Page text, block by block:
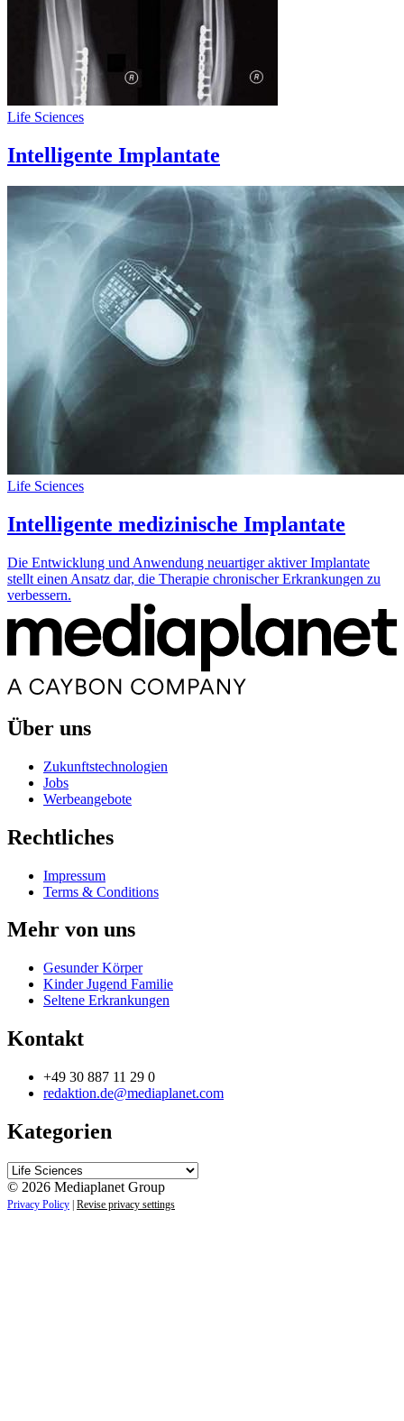
Life Sciences
Intelligente Implantate
Life Sciences
Intelligente medizinische Implantate
Die Entwicklung und Anwendung neuartiger aktiver Implantate
stellt einen Ansatz dar, die Therapie chronischer Erkrankungen zu
verbessern.
Über uns
Zukunftstechnologien
Jobs
Werbeangebote
Rechtliches
Impressum
Terms & Conditions
Mehr von uns
Gesunder Körper
Kinder Jugend Familie
Seltene Erkrankungen
Kontakt
+49 30 887 11 29 0
redaktion.de@mediaplanet.com
Kategorien
Kategorien
© 2026 Mediaplanet Group
Privacy Policy Revise privacy settings